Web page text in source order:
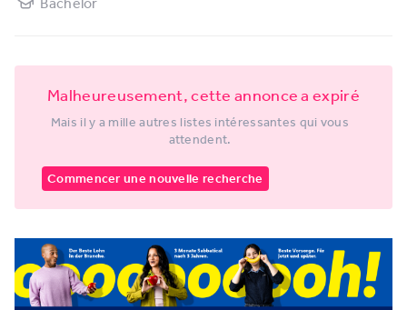
Malheureusement, cette annonce a expiré
Mais il y a mille autres listes intéressantes qui vous
attendent.
Commencer une nouvelle recherche